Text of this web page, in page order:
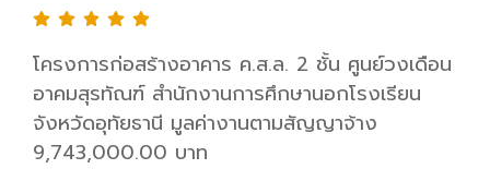
โครงการก่อสร้างอาคาร ค.ส.ล. 2 ชั้น ศูนย์วงเดือน
อาคมสุรทัณฑ์ สำนักงานการศึกษานอกโรงเรียน
จังหวัดอุทัยธานี มูลค่างานตามสัญญาจ้าง
9,743,000.00 บาท